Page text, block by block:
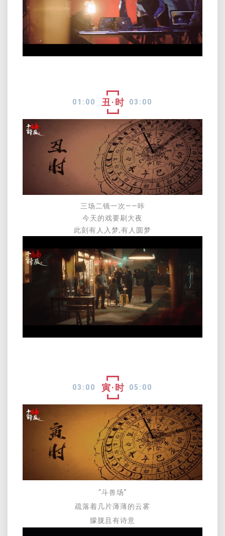
01: 00 丑·时 03:00
三场二镜一次——咔
今天的戏要刷大夜
此刻有人入梦,有人圆梦
03:00 寅·时 05:00
“斗兽场”
疏落着几片薄薄的云雾
朦胧且有诗意